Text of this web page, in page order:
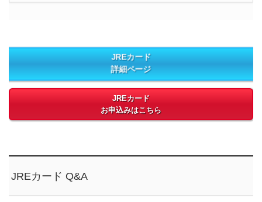
JREカード
詳細ページ
JREカード
お申込みはこちら
JREカード Q&A